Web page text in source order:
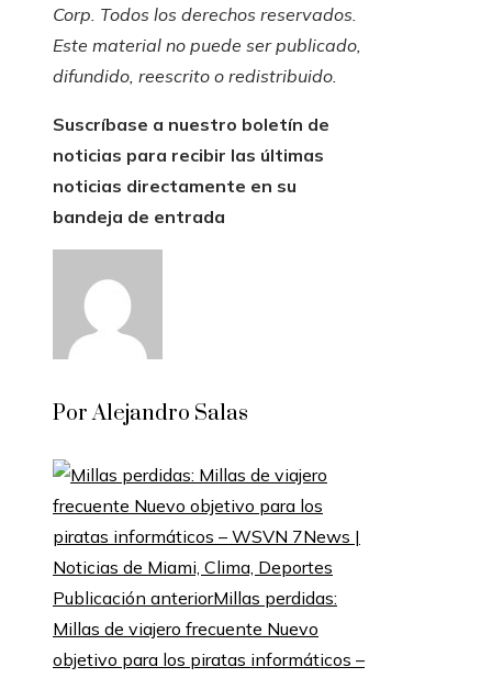
Corp. Todos los derechos reservados.
Este material no puede ser publicado,
difundido, reescrito o redistribuido.
Suscríbase a nuestro boletín de
noticias para recibir las últimas
noticias directamente en su
bandeja de entrada
Por Alejandro Salas
Publicación anteriorMillas perdidas:
Millas de viajero frecuente Nuevo
objetivo para los piratas informáticos –